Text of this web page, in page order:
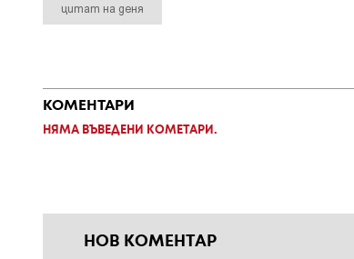
цитат на деня
КОМЕНТАРИ
НЯМА ВЪВЕДЕНИ КОМЕТАРИ.
НОВ КОМЕНТАР